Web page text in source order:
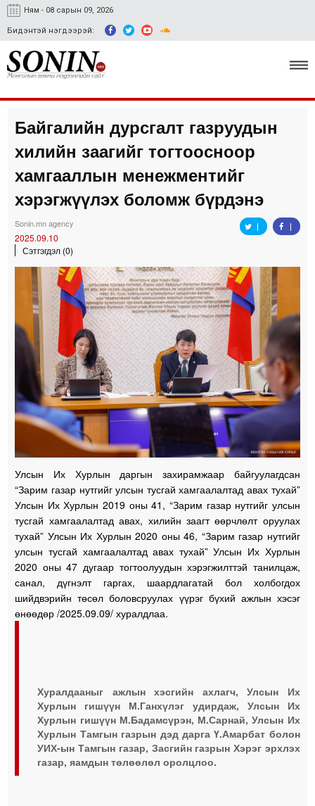
Ням - 08 сарын 09, 2026
Бидэнтэй нэгдээрэй:
Улс төр, эдийн засаг
Гэмт хэрэг
Байгалийн дурсгалт газруудын
хилийн заагийг тогтоосноор
хамгааллын менежментийг
хэрэгжүүлэх боломж бүрдэнэ
Sonin.mn agency
2025.09.10
Сэтгэгдэл (0)
Улсын Их Хурлын даргын захирамжаар байгуулагдсан
“Зарим газар нутгийг улсын тусгай хамгаалалтад авах тухай”
Улсын Их Хурлын 2019 оны 41, “Зарим газар нутгийг улсын
тусгай хамгаалалтад авах, хилийн заагт өөрчлөлт оруулах
тухай” Улсын Их Хурлын 2020 оны 46, “Зарим газар нутгийг
улсын тусгай хамгаалалтад авах тухай” Улсын Их Хурлын
2020 оны 47 дугаар тогтоолуудын хэрэгжилттэй танилцаж,
санал, дүгнэлт гаргах, шаардлагатай бол холбогдох
шийдвэрийн төсөл боловсруулах үүрэг бүхий ажлын хэсэг
өнөөдөр /2025.09.09/ хуралдлаа.
Хуралдааныг ажлын хэсгийн ахлагч, Улсын Их
Хурлын гишүүн М.Ганхүлэг удирдаж, Улсын Их
Хурлын гишүүн М.Бадамсүрэн, М.Сарнай, Улсын Их
Хурлын Тамгын газрын дэд дарга Ү.Амарбат болон
УИХ-ын Тамгын газар, Засгийн газрын Хэрэг эрхлэх
газар, яамдын төлөөлөл оролцлоо.